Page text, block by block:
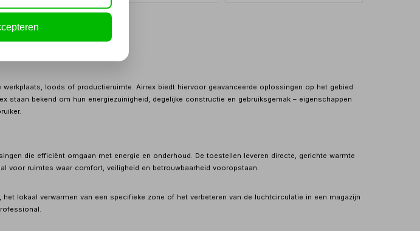
loods of productieruimte. Airrex biedt hiervoor geavanceerde oplossingen op het gebied
staan bekend om hun energiezuinigheid, degelijke constructie en gebruiksgemak – eigenschappen
die efficiënt omgaan met energie en onderhoud. De toestellen leveren directe, gerichte warmte
voor ruimtes waar comfort, veiligheid en betrouwbaarheid vooropstaan.
lokaal verwarmen van een specifieke zone of het verbeteren van de luchtcirculatie in een magazijn